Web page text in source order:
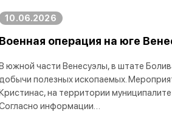
10.06.2026
Военная операция на юге
южной части Венесуэлы, в штате
полезных ископаемых.
на территории
информации…